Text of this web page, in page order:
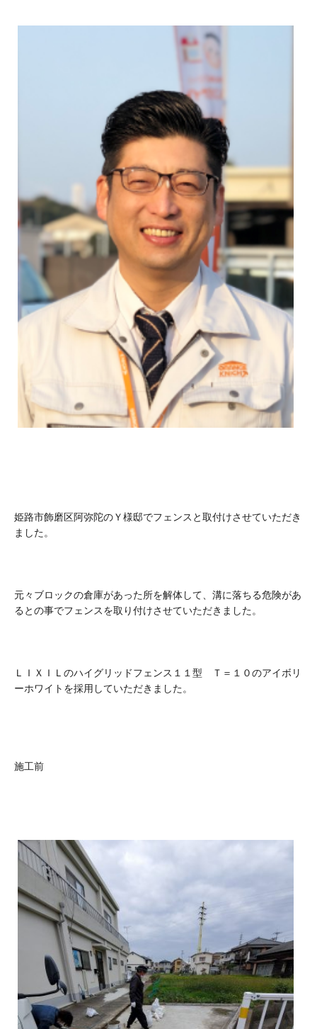
姫路市飾磨区阿弥陀のＹ様邸でフェンスと取付けさせていただき
ました。
元々ブロックの倉庫があった所を解体して、溝に落ちる危険があ
るとの事でフェンスを取り付けさせていただきました。
ＬＩＸＩＬのハイグリッドフェンス１１型 Ｔ＝１０のアイボリ
ーホワイトを採用していただきました。
施工前